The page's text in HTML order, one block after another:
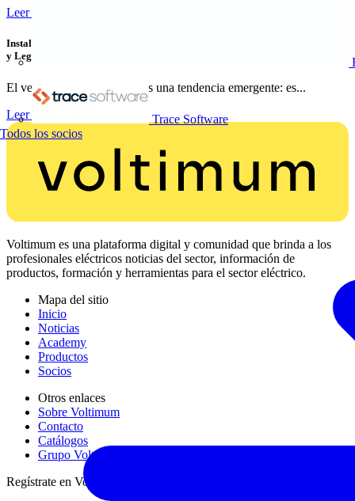
Trace Software
Todos los socios
Leer más
Instalaciones de Recarga para Vehículo Eléctrico: Cómo Instalar, Verificar
y Legalizar con Éxito
El vehículo eléctrico ya no es una tendencia emergente: es...
Leer más
Voltimum es una plataforma digital y comunidad que brinda a los
profesionales eléctricos noticias del sector, información de
productos, formación y herramientas para el sector eléctrico.
Mapa del sitio
Inicio
Noticias
Academy
Productos
Socios
Otros enlaces
Sobre Voltimum
Contacto
Catálogos
Grupo Voltimum
Regístrate en Voltimum